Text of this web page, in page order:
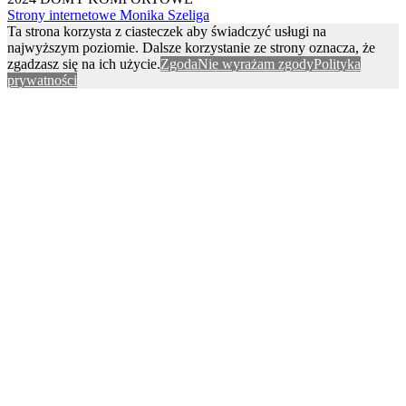
Strony internetowe Monika Szeliga
Ta strona korzysta z ciasteczek aby świadczyć usługi na
najwyższym poziomie. Dalsze korzystanie ze strony oznacza, że
zgadzasz się na ich użycie.ZgodaNie wyrażam zgodyPolityka
prywatności